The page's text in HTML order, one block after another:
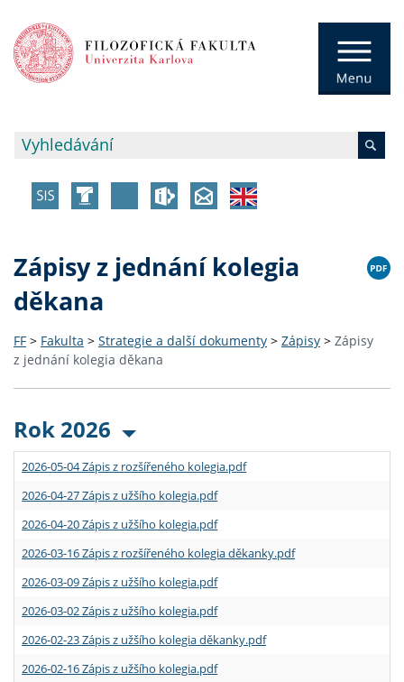
Zápisy z jednání kolegia
děkana
FF > Fakulta > Strategie a další dokumenty > Zápisy > Zápisy
z jednání kolegia děkana
Rok 2026
2026-05-04 Zápis z rozšířeného kolegia.pdf
2026-04-27 Zápis z užšího kolegia.pdf
2026-04-20 Zápis z užšího kolegia.pdf
2026-03-16 Zápis z rozšířeného kolegia děkanky.pdf
2026-03-09 Zápis z užšího kolegia.pdf
2026-03-02 Zápis z užšího kolegia.pdf
2026-02-23 Zápis z užšího kolegia děkanky.pdf
2026-02-16 Zápis z užšího kolegia.pdf